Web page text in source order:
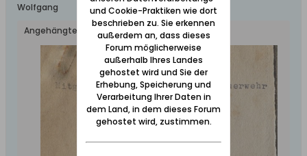
Wolfgang
Angehängte Dateien
und Cookie-Praktiken wie dort
beschrieben zu. Sie erkennen
außerdem an, dass dieses
Forum möglicherweise
außerhalb Ihres Landes
gehostet wird und Sie der
Erhebung, Speicherung und
Verarbeitung Ihrer Daten in
dem Land, in dem dieses Forum
gehostet wird, zustimmen.